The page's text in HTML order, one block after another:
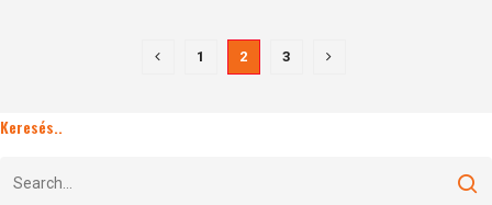
1 2 3
Keresés..